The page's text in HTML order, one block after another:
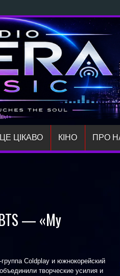
ЦЕ ЦІКАВО КІНО ПРО
— «My
группа Coldplay и южнокорейский
творческие усилия и